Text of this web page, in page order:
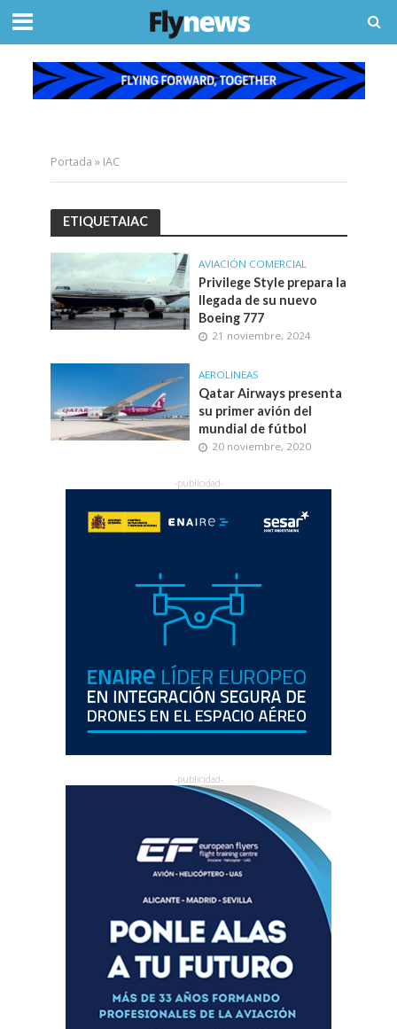
Portada » IAC
ETIQUETAIAC
AVIACIÓN COMERCIAL
Privilege Style prepara la
llegada de su nuevo
Boeing 777
21 noviembre, 2024
AEROLINEAS
Qatar Airways presenta
su primer avión del
mundial de fútbol
20 noviembre, 2020